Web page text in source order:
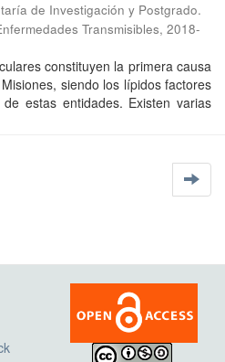
de Investigación y Postgrado.
Transmisibles, 2018-
constituyen la primera causa
siendo los lípidos factores
estas entidades. Existen varias